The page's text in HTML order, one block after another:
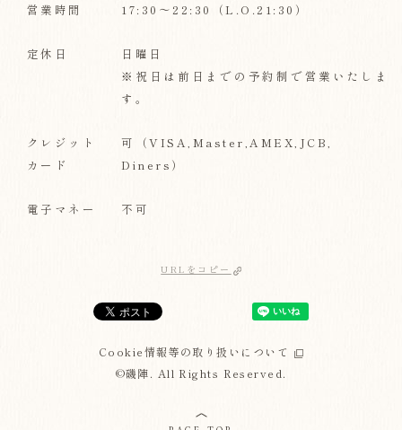
営業時間 17:30～22:30（L.O.21:30）
定休日
日曜日
※祝日は前日までの予約制で営業いたしま
す。
クレジット
カード
可（VISA,Master,AMEX,JCB,
Diners）
電子マネー 不可
URLをコピー
Cookie情報等の取り扱いについて
©磯陣. All Rights Reserved.